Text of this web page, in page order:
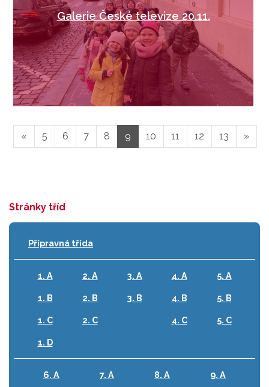
Galerie České televize 20.11.
« 5 6 7 8 9 10 11 12 13 »
Stránky tříd
Přípravná třída
1. A
1. B
1. C
1. D
2. A
2. B
2. C
3. A
3. B
4. A
4. B
4. C
5. A
5. B
5. C
6. A 7. A 8. A 9. A